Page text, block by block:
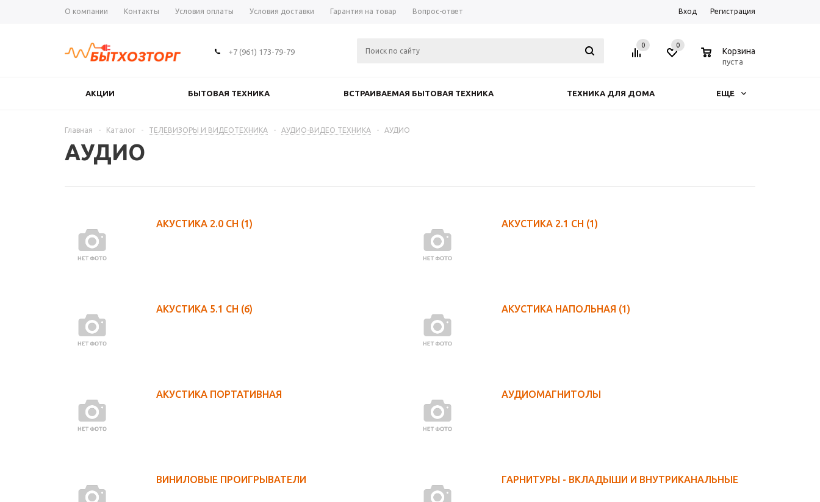
О компании Контакты Условия оплаты Условия доставки Гарантия на товар Вопрос-ответ Вход Регистрация
+7 (961) 173-79-79
0 0
Корзина
пуста
АКЦИИ БЫТОВАЯ ТЕХНИКА ВСТРАИВАЕМАЯ БЫТОВАЯ ТЕХНИКА ТЕХНИКА ДЛЯ ДОМА ЕЩЕ
Главная - Каталог - ТЕЛЕВИЗОРЫ И ВИДЕОТЕХНИКА - АУДИО-ВИДЕО ТЕХНИКА - АУДИО
АУДИО
АКУСТИКА 2.0 CH (1) АКУСТИКА 2.1 CH (1)
АКУСТИКА 5.1 CH (6) АКУСТИКА НАПОЛЬНАЯ (1)
АКУСТИКА ПОРТАТИВНАЯ АУДИОМАГНИТОЛЫ
ВИНИЛОВЫЕ ПРОИГРЫВАТЕЛИ ГАРНИТУРЫ - ВКЛАДЫШИ И ВНУТРИКАНАЛЬНЫЕ